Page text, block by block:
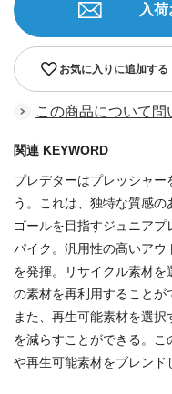
お気に入りに追加する
入
この商品について問
関連 KEYWORD
プレデターはプレッシャ
う。これは、独特な質感
ゴールを目指すジュニア
パイク。汎用性の高いアウ
を発揮。リサイクル素材
の素材を再利用することが
また、再生可能素材を選
を減らすことができる。
や再生可能素材をブレンド